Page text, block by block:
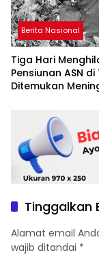
Berita Nasional
Tiga Hari
Pensiunan ASN di
Ditemukan
Tinggalkan
Alamat email
wajib ditandai *